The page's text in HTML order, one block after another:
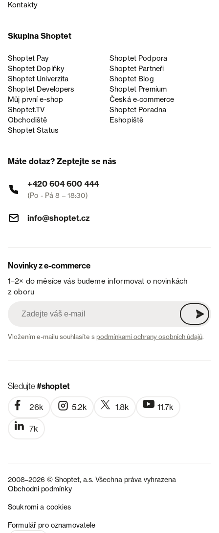
Kontakty
Skupina Shoptet
Shoptet Pay
Shoptet Podpora
Shoptet Doplňky
Shoptet Partneři
Shoptet Univerzita
Shoptet Blog
Shoptet Developers
Shoptet Premium
Můj první e-shop
Česká e‑commerce
Shoptet.TV
Shoptet Poradna
Obchodiště
Eshopiště
Shoptet Status
Máte dotaz? Zeptejte se nás
+420 604 600 444
(Po - Pá 8 – 18:30)
info@shoptet.cz
Novinky z e-commerce
1–2× do měsíce vás budeme informovat o novinkách
z oboru
Vložením e-mailu souhlasíte spodmínkami ochrany osobních údajů.
Sledujte#shoptet
26k 5.2k 1.8k 11.7k
7k
2008–2026 © Shoptet, a.s. Všechna práva vyhrazena
Obchodní podmínky
Soukromí a cookies
Formulář pro oznamovatele